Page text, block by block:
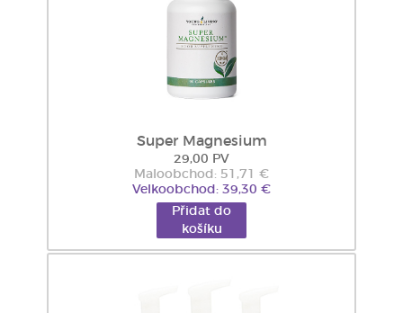
Super Magnesium
29,00 PV
Maloobchod: 51,71 €
Velkoobchod: 39,30 €
Přidat do
košíku